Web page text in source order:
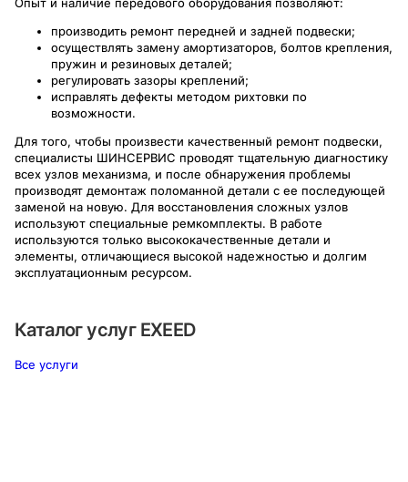
производить ремонт передней и задней подвески;
осуществлять замену амортизаторов, болтов крепления,
пружин и резиновых деталей;
регулировать зазоры креплений;
исправлять дефекты методом рихтовки по
возможности.
Для того, чтобы произвести качественный ремонт подвески,
специалисты ШИНСЕРВИС проводят тщательную диагностику
всех узлов механизма, и после обнаружения проблемы
производят демонтаж поломанной детали с ее последующей
заменой на новую. Для восстановления сложных узлов
используют специальные ремкомплекты. В работе
используются только высококачественные детали и
элементы, отличающиеся высокой надежностью и долгим
эксплуатационным ресурсом.
Каталог услуг EXEED
Все услуги